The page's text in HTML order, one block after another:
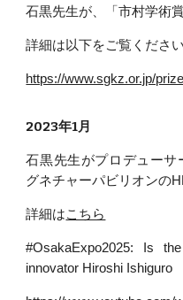
石黒先生が 、「市村学術
詳細は以下をご覧ください
https://www.sgkz.or.jp/
2023年1月
石黒先生がプロデューサ
グネチャーパビリオンの
詳細はこちら
#OsakaExpo2025: Is
innovator Hiroshi Ishiguro